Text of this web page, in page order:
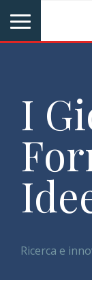
I
Ricerca e